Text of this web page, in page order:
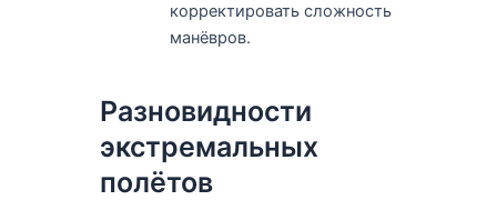
корректировать сложность
манёвров.
Разновидности
экстремальных
полётов